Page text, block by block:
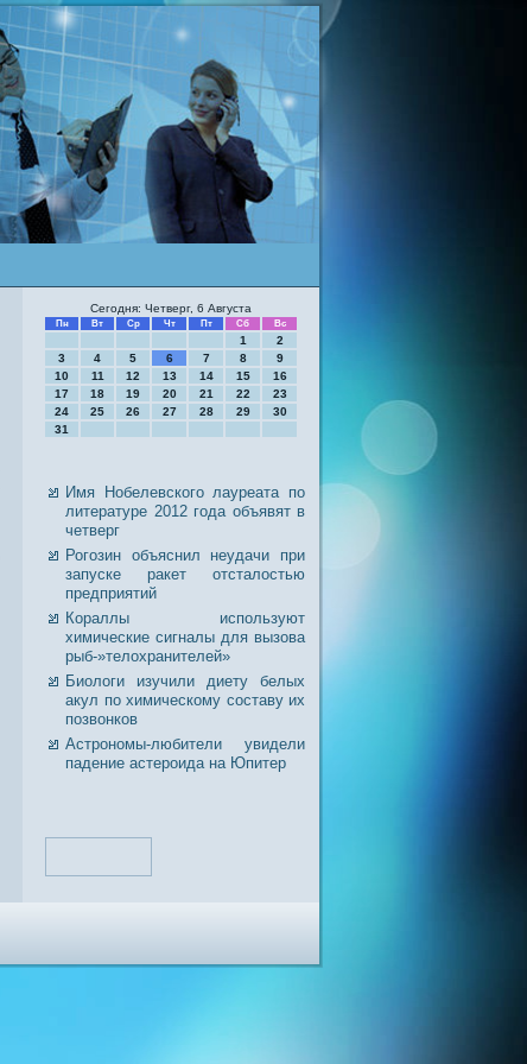
Сегодня: Четверг, 6 Августа
Пн Вт Ср Чт Пт Сб Вс
1
2
3
4 5 6 7 8
9
10
11 12 13 14 15
16
17
18 19 20 21 22
23
24
25 26 27 28 29
30
31
Имя Нобелевского лауреата по
литературе 2012 года объявят в
четверг
Рогозин объяснил неудачи при
запуске ракет отсталостью
предприятий
Кораллы используют
химические сигналы для вызова
рыб-»телохранителей»
Биологи изучили диету белых
акул по химическому составу их
позвонков
Астрономы-любители увидели
падение астероида на Юпитер